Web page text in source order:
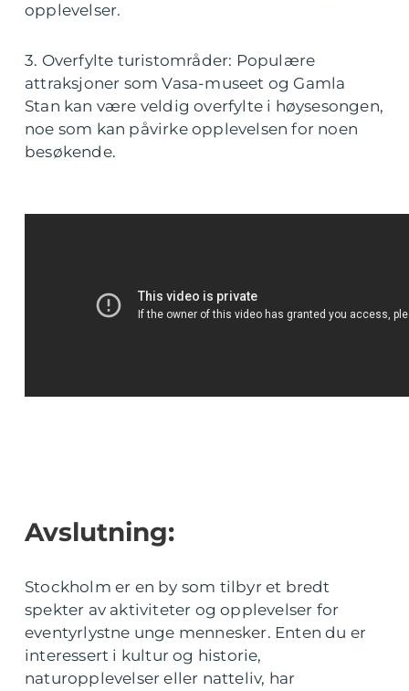
opplevelser.
3. Overfylte turistområder: Populære
attraksjoner som Vasa-museet og Gamla
Stan kan være veldig overfylte i høysesongen,
noe som kan påvirke opplevelsen for noen
besøkende.
Avslutning:
Stockholm er en by som tilbyr et bredt
spekter av aktiviteter og opplevelser for
eventyrlystne unge mennesker. Enten du er
interessert i kultur og historie,
naturopplevelser eller natteliv, har